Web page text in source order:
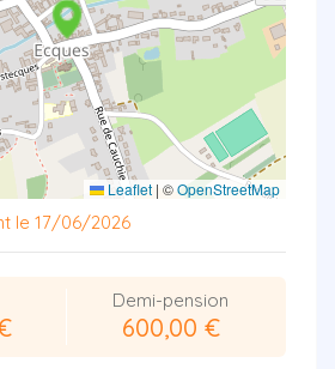
Leaflet | ©OpenStreetMap
le 17/06/2026
Demi-pension
600,00 €